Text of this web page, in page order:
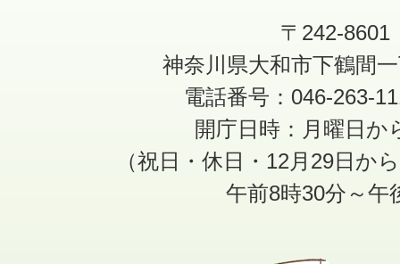
〒242-8601
神奈川県大和市下鶴間
電話番号：046-263-
開庁日時：月曜日か
（祝日・休日・12月29日か
午前8時30分～午